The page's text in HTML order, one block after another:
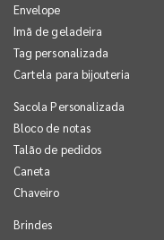
Envelope
Imã de geladeira
Tag personalizada
Cartela para bijouteria
Sacola Personalizada
Bloco de notas
Talão de pedidos
Caneta
Chaveiro
Brindes